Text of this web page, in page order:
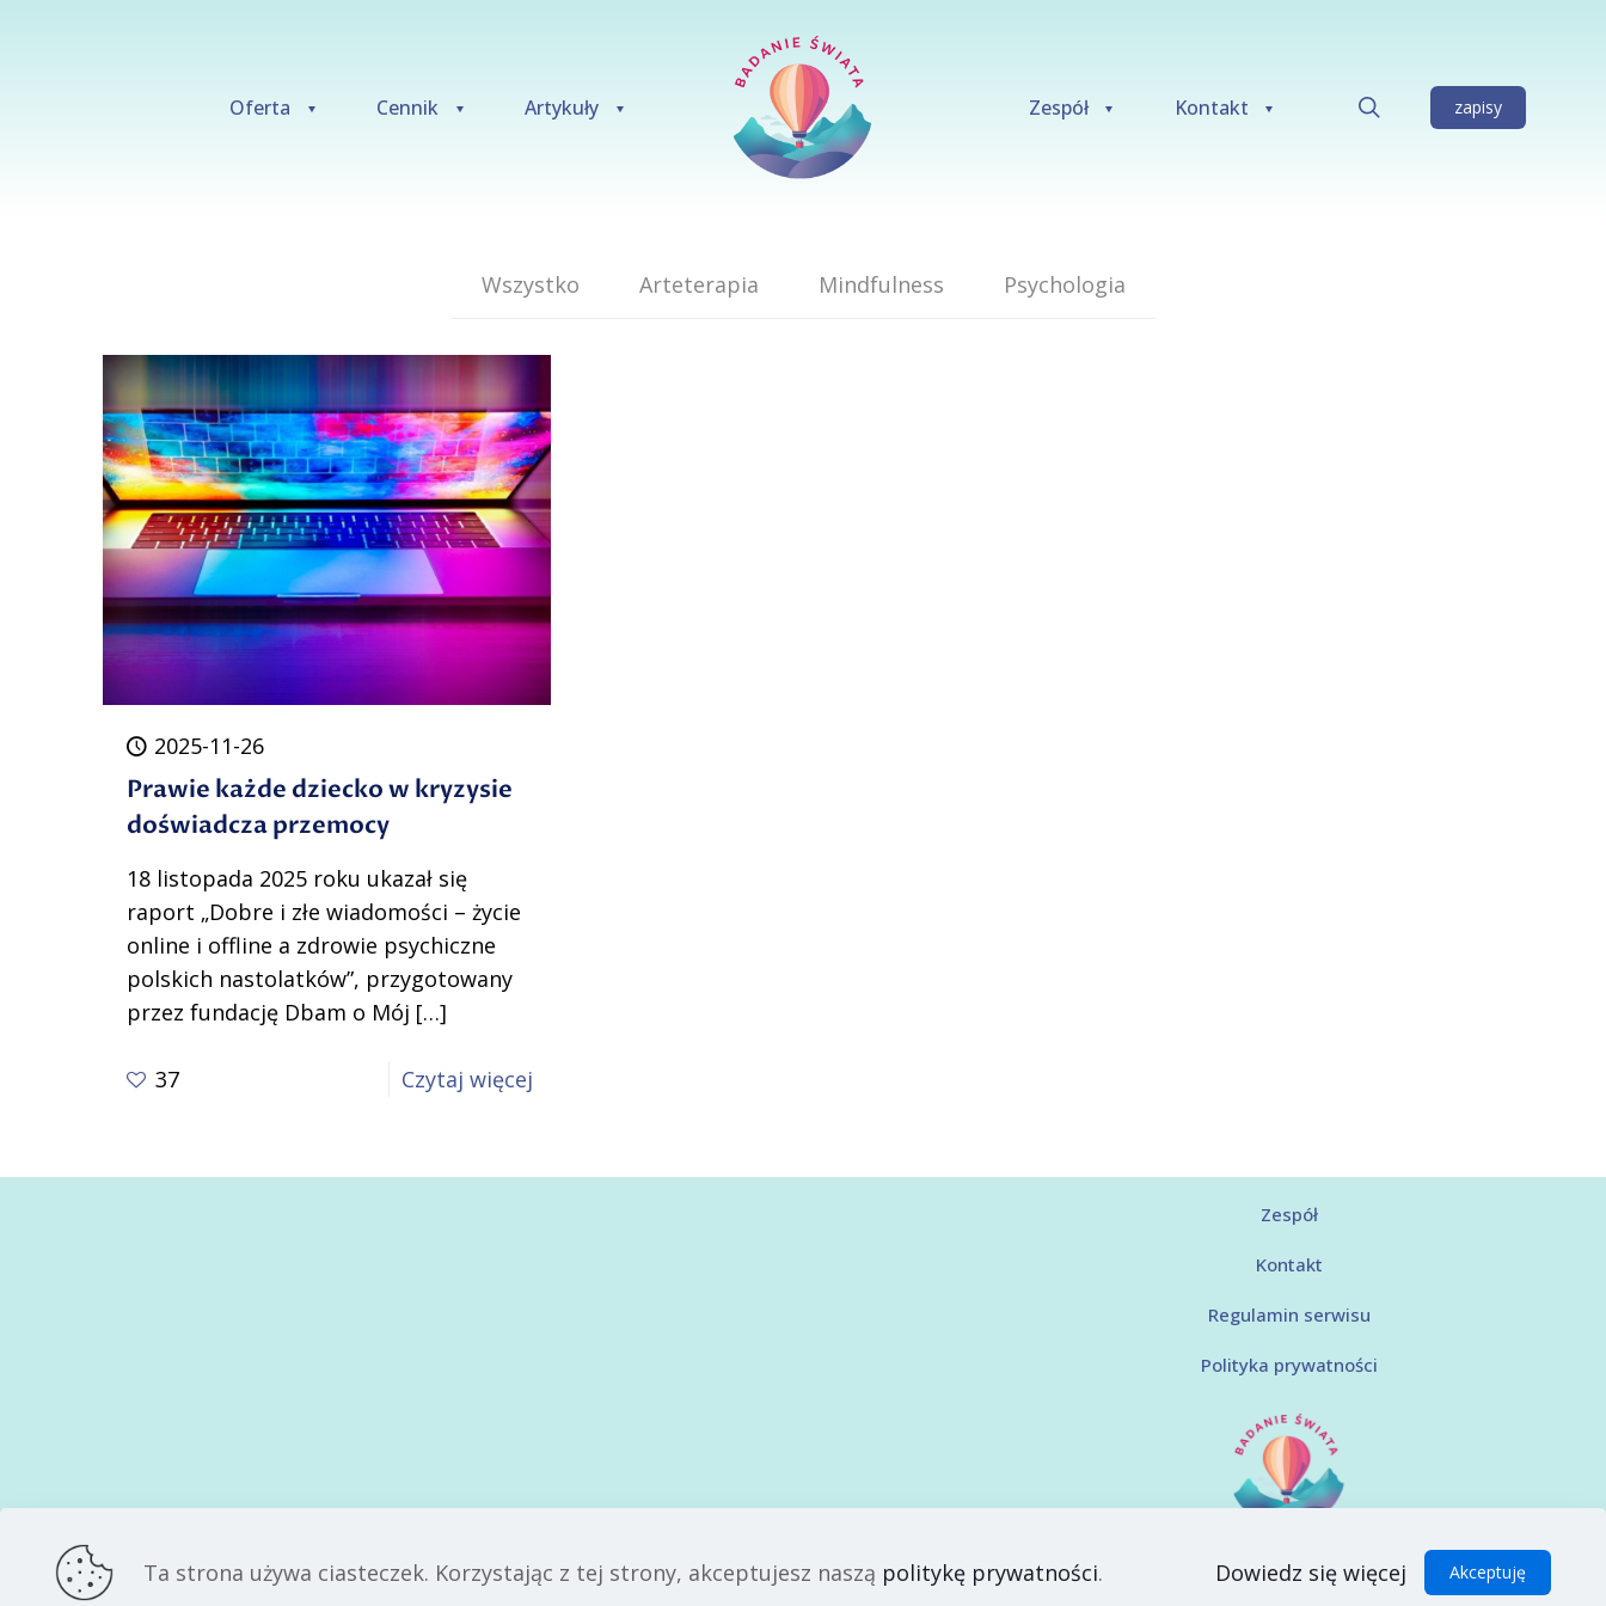
Oferta Cennik Artykuły Zespół Kontakt zapisy
Wszystko Arteterapia Mindfulness Psychologia
2025-11-26
Prawie każde dziecko w kryzysie
doświadcza przemocy
18 listopada 2025 roku ukazał się
raport „Dobre i złe wiadomości – życie
online i offline a zdrowie psychiczne
polskich nastolatków”, przygotowany
przez fundację Dbam o Mój […]
37 Czytaj więcej-
dziecko
Zespół
Kontakt
Regulamin serwisu
Polityka prywatności
© Badanie Świata 2025
Ta strona używa ciasteczek. Korzystając z tej strony, akceptujesz naszą politykę prywatności. Dowiedz się więcej Akceptuję